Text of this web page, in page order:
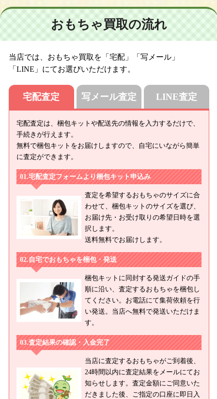
おもちゃ買取の流れ
当店では、おもちゃ買取を「宅配」「写メール」
「LINE」にてお選びいただけます。
宅配査定
宅配査定は、梱包キットや配送先の情報を入力するだけで、
手続きが行えます。
無料で梱包キットをお届けしますので、自宅にいながら簡単
に査定ができます。
宅配査定フォームより梱包キット申込み
査定を希望するおもちゃのサイズに合
わせて、梱包キットのサイズを選び、
お届け先・お受け取りの希望日時を選
択します。
送料無料でお届けします。
自宅でおもちゃを梱包・発送
梱包キットに同封する発送ガイドの手
順に沿い、査定するおもちゃを梱包し
てください。お電話にて集荷依頼を行
い発送。当店へ無料で発送いただけま
す。
査定結果の確認・入金完了
当店に査定するおもちゃがご到着後、
24時間以内に査定結果をメールにてお
知らせします。査定金額にご同意いた
だきました後、ご指定の口座に即日入
写メール査定 LINE査定